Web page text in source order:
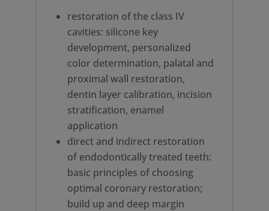
restoration of the class IV
cavities: silicone key
development, personalized
color determination, palatal and
proximal wall restoration,
dentin layer calibration, incision
stratification, enamel
application
direct and indirect restoration
of endodontically treated teeth:
basic principles of choosing
optimal coronary restoration;
build up and deep margin